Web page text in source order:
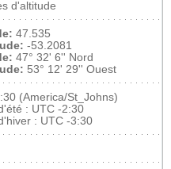
d'altitude
47.535
-53.2081
47° 32' 6'' Nord
53° 12' 29'' Ouest
(America/St_Johns)
: UTC -2:30
: UTC -3:30